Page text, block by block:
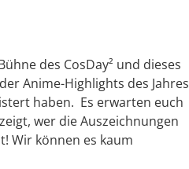
des CosDay² und dieses
Anime-Highlights des Jahres
haben. Es erwarten euch
wer die Auszeichnungen
Wir können es kaum